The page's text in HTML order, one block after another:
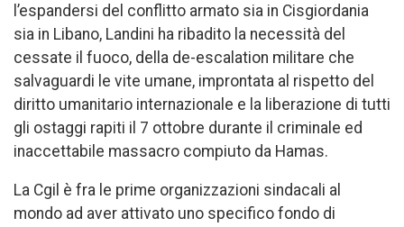
l’espandersi del conflitto armato sia in Cisgiordania
sia in Libano, Landini ha ribadito la necessità del
cessate il fuoco, della de-escalation militare che
salvaguardi le vite umane, improntata al rispetto del
diritto umanitario internazionale e la liberazione di tutti
gli ostaggi rapiti il 7 ottobre durante il criminale ed
inaccettabile massacro compiuto da Hamas.
La Cgil è fra le prime organizzazioni sindacali al
mondo ad aver attivato uno specifico fondo di